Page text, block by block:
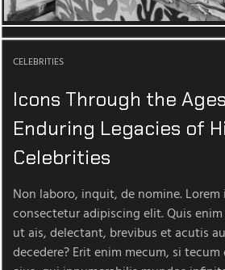
CELEBRITIES
Icons Through the
Enduring Legacies of
Celebrities
Non laboro, inquit, de nomine.
consectetur adipiscing elit. Quis
ut ais, delectant, brevibus et acutis
decedere? Erit enim mecum, si